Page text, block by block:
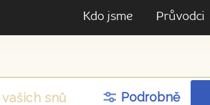
Kdo jsme Průvodci
Podrobně